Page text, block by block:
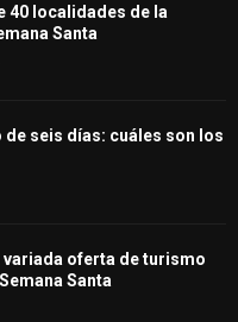
40 localidades de la
Santa
de seis días: cuáles son los
oferta de turismo
Santa